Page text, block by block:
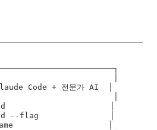
Code + 전문가 AI  │
│
--flag               │
name                    │